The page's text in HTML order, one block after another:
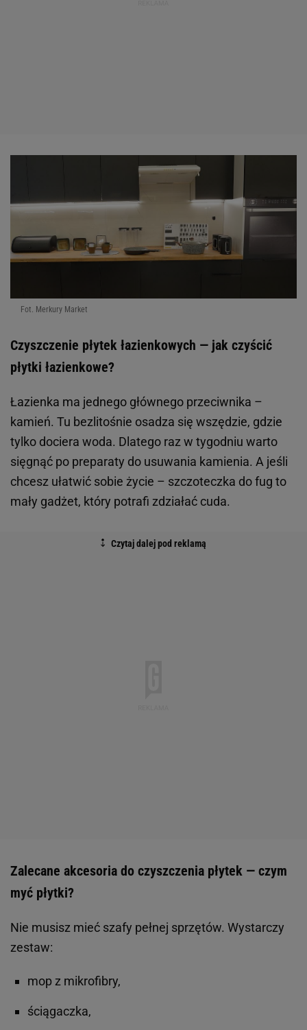
Fot. Merkury Market
Czyszczenie płytek łazienkowych — jak czyścić
płytki łazienkowe?
Łazienka ma jednego głównego przeciwnika –
kamień. Tu bezlitośnie osadza się wszędzie, gdzie
tylko dociera woda. Dlatego raz w tygodniu warto
sięgnąć po preparaty do usuwania kamienia. A jeśli
chcesz ułatwić sobie życie – szczoteczka do fug to
mały gadżet, który potrafi zdziałać cuda.
Zalecane akcesoria do czyszczenia płytek — czym
myć płytki?
Nie musisz mieć szafy pełnej sprzętów. Wystarczy
zestaw:
mop z mikrofibry,
ściągaczka,